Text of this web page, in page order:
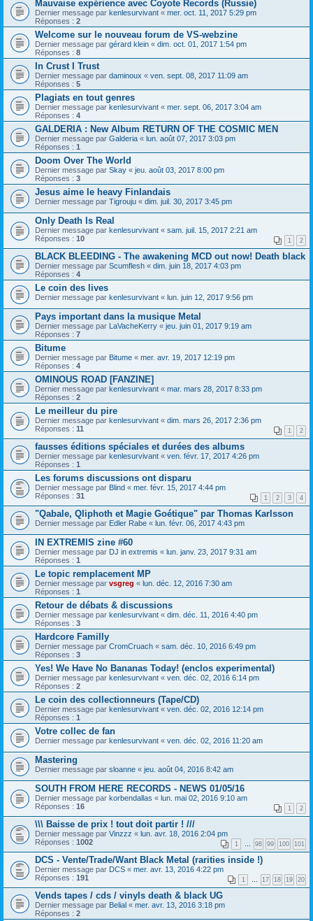
Mauvaise expérience avec Coyote Records (Russie)
Dernier message par kenlesurvivant « mer. oct. 11, 2017 5:29 pm
Réponses : 2
Welcome sur le nouveau forum de VS-webzine
Dernier message par gérard klein « dim. oct. 01, 2017 1:54 pm
Réponses : 8
In Crust I Trust
Dernier message par daminoux « ven. sept. 08, 2017 11:09 am
Réponses : 5
Plagiats en tout genres
Dernier message par kenlesurvivant « mer. sept. 06, 2017 3:04 am
Réponses : 4
GALDERIA : New Album RETURN OF THE COSMIC MEN
Dernier message par Galderia « lun. août 07, 2017 3:03 pm
Réponses : 1
Doom Over The World
Dernier message par Skay « jeu. août 03, 2017 8:00 pm
Réponses : 3
Jesus aime le heavy Finlandais
Dernier message par Tigrouju « dim. juil. 30, 2017 3:45 pm
Only Death Is Real
Dernier message par kenlesurvivant « sam. juil. 15, 2017 2:21 am
Réponses : 10 1 2
BLACK BLEEDING - The awakening MCD out now! Death black
Dernier message par Scumflesh « dim. juin 18, 2017 4:03 pm
Réponses : 4
Le coin des lives
Dernier message par kenlesurvivant « lun. juin 12, 2017 9:56 pm
Pays important dans la musique Metal
Dernier message par LaVacheKerry « jeu. juin 01, 2017 9:19 am
Réponses : 7
Bitume
Dernier message par Bitume « mer. avr. 19, 2017 12:19 pm
Réponses : 4
OMINOUS ROAD [FANZINE]
Dernier message par kenlesurvivant « mar. mars 28, 2017 8:33 pm
Réponses : 2
Le meilleur du pire
Dernier message par kenlesurvivant « dim. mars 26, 2017 2:36 pm
Réponses : 11 1 2
fausses éditions spéciales et durées des albums
Dernier message par kenlesurvivant « ven. févr. 17, 2017 4:26 pm
Réponses : 1
Les forums discussions ont disparu
Dernier message par Blind « mer. févr. 15, 2017 4:44 pm
Réponses : 31 1 2 3 4
"Qabale, Qliphoth et Magie Goétique" par Thomas Karlsson
Dernier message par Edler Rabe « lun. févr. 06, 2017 4:43 pm
IN EXTREMIS zine #60
Dernier message par DJ in extremis « lun. janv. 23, 2017 9:31 am
Réponses : 1
Le topic remplacement MP
Dernier message par vsgreg « lun. déc. 12, 2016 7:30 am
Réponses : 1
Retour de débats & discussions
Dernier message par kenlesurvivant « dim. déc. 11, 2016 4:40 pm
Réponses : 3
Hardcore Familly
Dernier message par CromCruach « sam. déc. 10, 2016 6:49 pm
Réponses : 3
Yes! We Have No Bananas Today! (enclos experimental)
Dernier message par kenlesurvivant « ven. déc. 02, 2016 6:14 pm
Réponses : 2
Le coin des collectionneurs (Tape/CD)
Dernier message par kenlesurvivant « ven. déc. 02, 2016 12:14 pm
Réponses : 1
Votre collec de fan
Dernier message par kenlesurvivant « ven. déc. 02, 2016 11:20 am
Mastering
Dernier message par sloanne « jeu. août 04, 2016 8:42 am
SOUTH FROM HERE RECORDS - NEWS 01/05/16
Dernier message par korbendallas « lun. mai 02, 2016 9:10 am
Réponses : 16 1 2
\\\ Baisse de prix ! tout doit partir ! ///
Dernier message par Vinzzz « lun. avr. 18, 2016 2:04 pm
Réponses : 1002 1 … 98 99 100 101
DCS - Vente/Trade/Want Black Metal (rarities inside !)
Dernier message par DCS « mer. avr. 13, 2016 4:22 pm
Réponses : 191 1 … 17 18 19 20
Vends tapes / cds / vinyls death & black UG
Dernier message par Belial « mer. avr. 13, 2016 3:18 pm
Réponses : 2